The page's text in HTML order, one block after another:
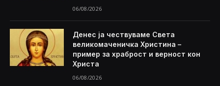
06/08/2026
Денес ја чествуваме Света
великомаченичка Христина –
пример за храброст и верност кон
Христа
06/08/2026